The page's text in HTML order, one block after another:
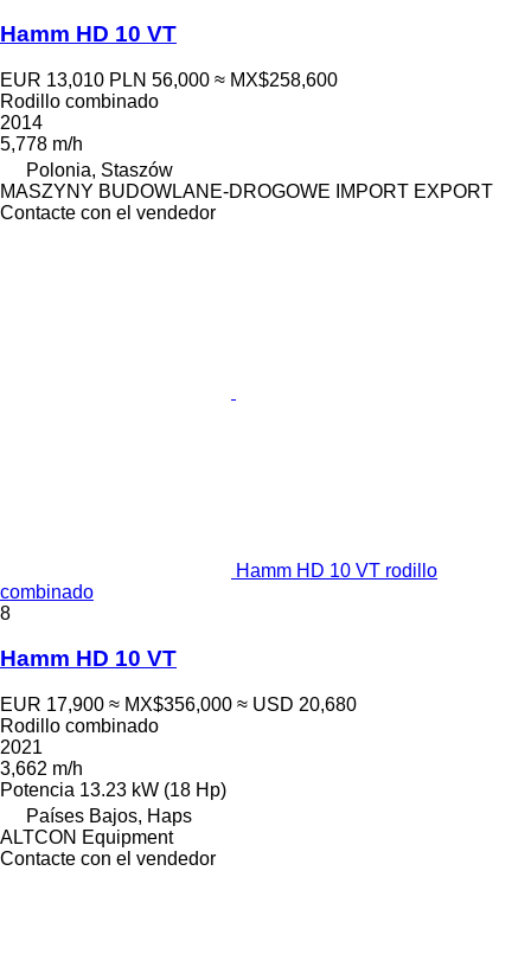
Hamm HD 10 VT
EUR 13,010 PLN 56,000 ≈ MX$258,600
Rodillo combinado
2014
5,778 m/h
Polonia, Staszów
MASZYNY BUDOWLANE-DROGOWE IMPORT EXPORT
Contacte con el vendedor
Hamm HD 10 VT rodillo
combinado
8
Hamm HD 10 VT
EUR 17,900 ≈ MX$356,000 ≈ USD 20,680
Rodillo combinado
2021
3,662 m/h
Potencia 13.23 kW (18 Hp)
Países Bajos, Haps
ALTCON Equipment
Contacte con el vendedor